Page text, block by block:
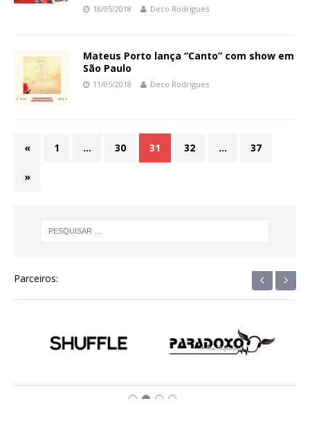
18/05/2018 Deco Rodrigues
Mateus Porto lança “Canto” com show em
São Paulo
11/05/2018 Deco Rodrigues
« 1 … 30 31 32 … 37
»
Parceiros: ‹ ›